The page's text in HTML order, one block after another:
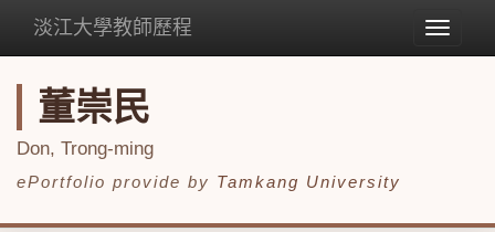
Toggle
淡江大學教師歷程
董崇民
Don, Trong-ming
ePortfolio provide by Tamkang University